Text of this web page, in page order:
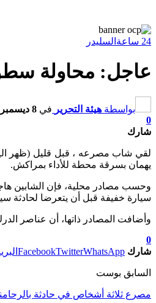
24 ساعة السليدر
عاجل: محاولة
بواسطة هيئة التحرير في 8 ديسمبر, 2015
0
شارك
يهمان بسرقة محطة للأداء بمراكش.
وحسب مصادر محلية، فإن الشابين
سيارة خفيفة قبل أن يتعرضا لحادثة
وأضافت المصادر ذاتها، أن عناصر
0
شارك
FacebookTwitterWhatsApp
السابق بوست
مصرع ثلاثة أشخاص في حادثة